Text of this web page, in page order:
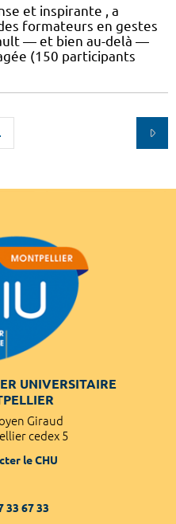
et inspirante , a
formateurs en gestes
— et bien au-delà —
(150 participants
UNIVERSITAIRE
Giraud
cedex 5
le CHU
33 67 33